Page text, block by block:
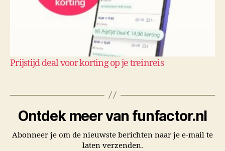
Prijstijd deal voor korting op je treinreis
Ontdek meer van funfactor.nl
Abonneer je om de nieuwste berichten naar je e-mail te
laten verzenden.